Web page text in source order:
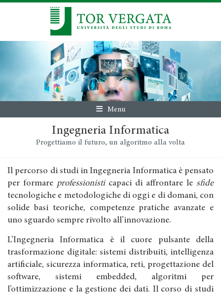
Menu
Ingegneria Informatica
Progettiamo il futuro, un algoritmo alla volta
Il percorso di studi in Ingegneria Informatica è pensato
per formare professionisticapaci di affrontare le sfide
tecnologiche e metodologiche di oggi e di domani, con
solide basi teoriche, competenze pratiche avanzate e
uno sguardo sempre rivolto all’innovazione.
L’Ingegneria Informatica è il cuore pulsante della
trasformazione digitale: sistemi distribuiti, intelligenza
artificiale, sicurezza informatica, reti, progettazione del
software, sistemi embedded, algoritmi per
l’ottimizzazione e la gestione dei dati. Il corso di studi